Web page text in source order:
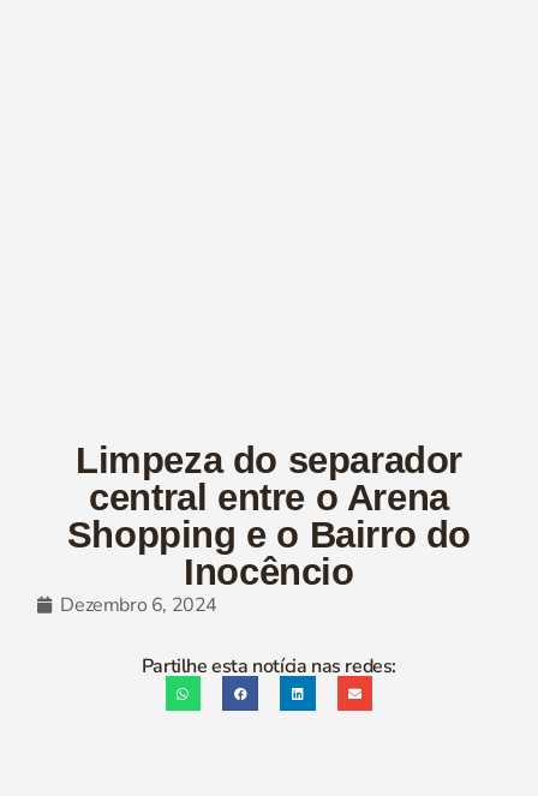
Limpeza do separador
central entre o Arena
Shopping e o Bairro do
Inocêncio
Dezembro 6, 2024
Partilhe esta notícia nas redes: